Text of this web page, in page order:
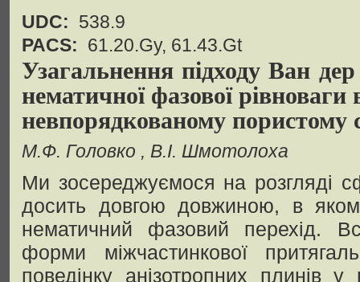
UDC: 538.9
PACS: 61.20.Gy, 61.43.Gt
Узагальнення підходу Ван
нематичної фазової
невпорядкованому пористому
М.Ф. Головко В.І. Шмотолоха
Ми зосереджуємося на розгляді
досить довгою довжиною, в
нематичний фазовий перехід.
форми міжчастинкової
поведінку анізотропних плинів